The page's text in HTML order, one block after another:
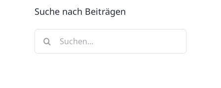
Suche nach Beiträgen
nach: